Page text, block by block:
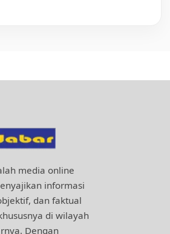
media online
informasi
dan faktual
di wilayah
Dengan